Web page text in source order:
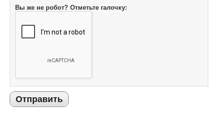
Вы же не робот? Отметьте галочку:
Отправить